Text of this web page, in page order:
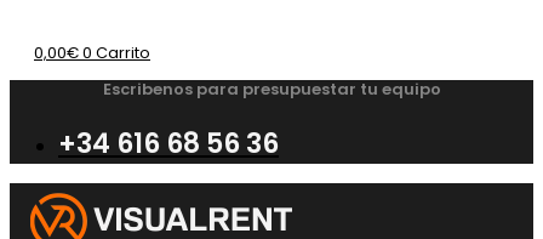
0,00€0 Carrito
Escribenos para presupuestar tu equipo
+34 616 68 56 36